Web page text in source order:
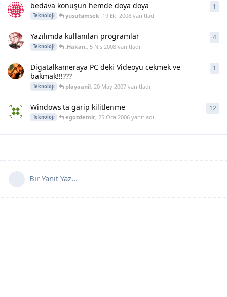
bedava konuşun hemde doya doya
Teknoloji yusufsimsek, 19 Eki 2008 yanıtladı
1
Yazılımda kullanılan programlar
Teknoloji .Hakan., 5 Nis 2008 yanıtladı
4
Digatalkameraya PC deki Videoyu cekmek ve
bakmak!!!???
Teknoloji playaanil,20 May 2007 yanıtladı
1
Windows'ta garip kilitlenme
Teknoloji egozdemir,25 Oca 2006 yanıtladı
12
Bir Yanıt Yaz...